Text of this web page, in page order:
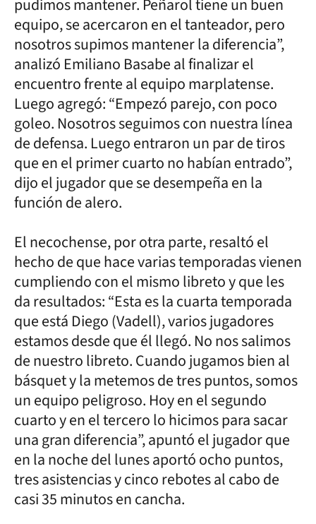
pudimos mantener. Peñarol tiene un buen
equipo, se acercaron en el tanteador, pero
nosotros supimos mantener la diferencia”,
analizó Emiliano Basabe al finalizar el
encuentro frente al equipo marplatense.
Luego agregó: “Empezó parejo, con poco
goleo. Nosotros seguimos con nuestra línea
de defensa. Luego entraron un par de tiros
que en el primer cuarto no habían entrado”,
dijo el jugador que se desempeña en la
función de alero.
El necochense, por otra parte, resaltó el
hecho de que hace varias temporadas vienen
cumpliendo con el mismo libreto y que les
da resultados: “Esta es la cuarta temporada
que está Diego (Vadell), varios jugadores
estamos desde que él llegó. No nos salimos
de nuestro libreto. Cuando jugamos bien al
básquet y la metemos de tres puntos, somos
un equipo peligroso. Hoy en el segundo
cuarto y en el tercero lo hicimos para sacar
una gran diferencia”, apuntó el jugador que
en la noche del lunes aportó ocho puntos,
tres asistencias y cinco rebotes al cabo de
casi 35 minutos en cancha.